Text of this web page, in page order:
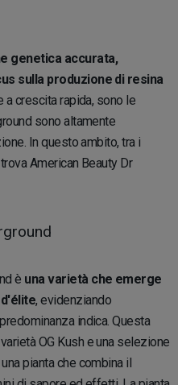
genetica accurata,
sulla produzione di resina
a crescita rapida, sono le
sono altamente
In questo ambito, tra i
American Beauty Dr
è una varietà che emerge
, evidenziando
indica. Questa
OG Kush e una selezione
pianta che combina il